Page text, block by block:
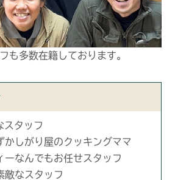
も多数在籍しております。
タッフ
かしがり屋のクッキングママ
ーなんでもお任せスタッフ
敵なスタッフ